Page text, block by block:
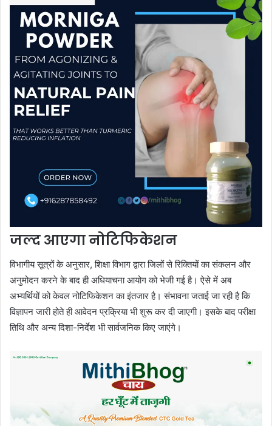
जल्द आएगा नोटिफिकेशन
विभागीय सूत्रों के अनुसार, शिक्षा विभाग द्वारा जिलों से रिक्तियों का संकलन और
अनुमोदन करने के बाद ही अधियाचना आयोग को भेजी गई है। ऐसे में अब
अभ्यर्थियों को केवल नोटिफिकेशन का इंतजार है। संभावना जताई जा रही है कि
विज्ञापन जारी होते ही आवेदन प्रक्रिया भी शुरू कर दी जाएगी। इसके बाद परीक्षा
तिथि और अन्य दिशा-निर्देश भी सार्वजनिक किए जाएंगे।